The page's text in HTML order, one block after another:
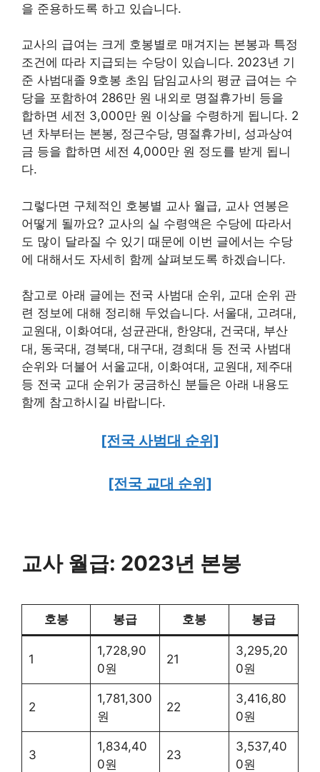
을 준용하도록 하고 있습니다.
교사의 급여는 크게 호봉별로 매겨지는 본봉과 특정
조건에 따라 지급되는 수당이 있습니다. 2023년 기
준 사범대졸 9호봉 초임 담임교사의 평균 급여는 수
당을 포함하여 286만 원 내외로 명절휴가비 등을
합하면 세전 3,000만 원 이상을 수령하게 됩니다. 2
년 차부터는 본봉, 정근수당, 명절휴가비, 성과상여
금 등을 합하면 세전 4,000만 원 정도를 받게 됩니
다.
그렇다면 구체적인 호봉별 교사 월급, 교사 연봉은
어떻게 될까요? 교사의 실 수령액은 수당에 따라서
도 많이 달라질 수 있기 때문에 이번 글에서는 수당
에 대해서도 자세히 함께 살펴보도록 하겠습니다.
참고로 아래 글에는 전국 사범대 순위, 교대 순위 관
련 정보에 대해 정리해 두었습니다. 서울대, 고려대,
교원대, 이화여대, 성균관대, 한양대, 건국대, 부산
대, 동국대, 경북대, 대구대, 경희대 등 전국 사범대
순위와 더불어 서울교대, 이화여대, 교원대, 제주대
등 전국 교대 순위가 궁금하신 분들은 아래 내용도
함께 참고하시길 바랍니다.
[전국 사범대 순위]
[전국 교대 순위]
교사 월급: 2023년 본봉
호봉 봉급 호봉 봉급
1
1,728,90
0원
21
3,295,20
0원
2
1,781,300
원
22
3,416,80
0원
3
1,834,40
0원
23
3,537,40
0원